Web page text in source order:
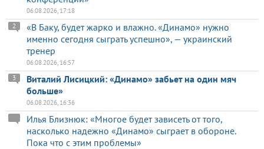
06.08.2026, 17:18
«В Баку, будет жарко и влажно. «Динамо» нужно
именно сегодня сыграть успешно», — украинский
тренер
2
06.08.2026, 16:57
Виталий Лисицкий: «Динамо» забьет на один мяч
больше»
3
06.08.2026, 16:36
Илья Близнюк: «Многое будет зависеть от того,
насколько надежно «Динамо» сыграет в обороне.
Пока что с этим проблемы»